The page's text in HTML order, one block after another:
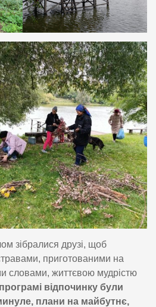
зібралися друзі, щоб
приготованими на
словами, життєвою мудрістю
відпочинку були
плани на майбутнє,